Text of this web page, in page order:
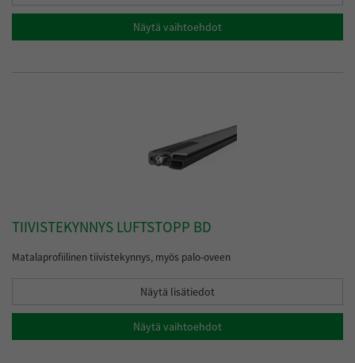
Näytä vaihtoehdot
TIIVISTEKYNNYS LUFTSTOPP BD
Matalaprofiilinen tiivistekynnys, myös palo-oveen
Näytä lisätiedot
Näytä vaihtoehdot